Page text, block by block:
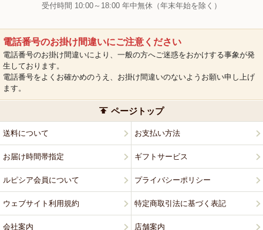
受付時間 10:00～18:00 年中無休（年末年始を除く）
電話番号のお掛け間違いにご注意ください
電話番号のお掛け間違いにより、一般の方へご迷惑をおかけする事象が発
生しております。
電話番号をよくお確かめのうえ、お掛け間違いのないようお願い申し上げ
ます。
ページトップ
送料について お支払い方法
お届け時間帯指定 ギフトサービス
ルピシア会員について プライバシーポリシー
ウェブサイト利用規約 特定商取引法に基づく表記
会社案内 店舗案内